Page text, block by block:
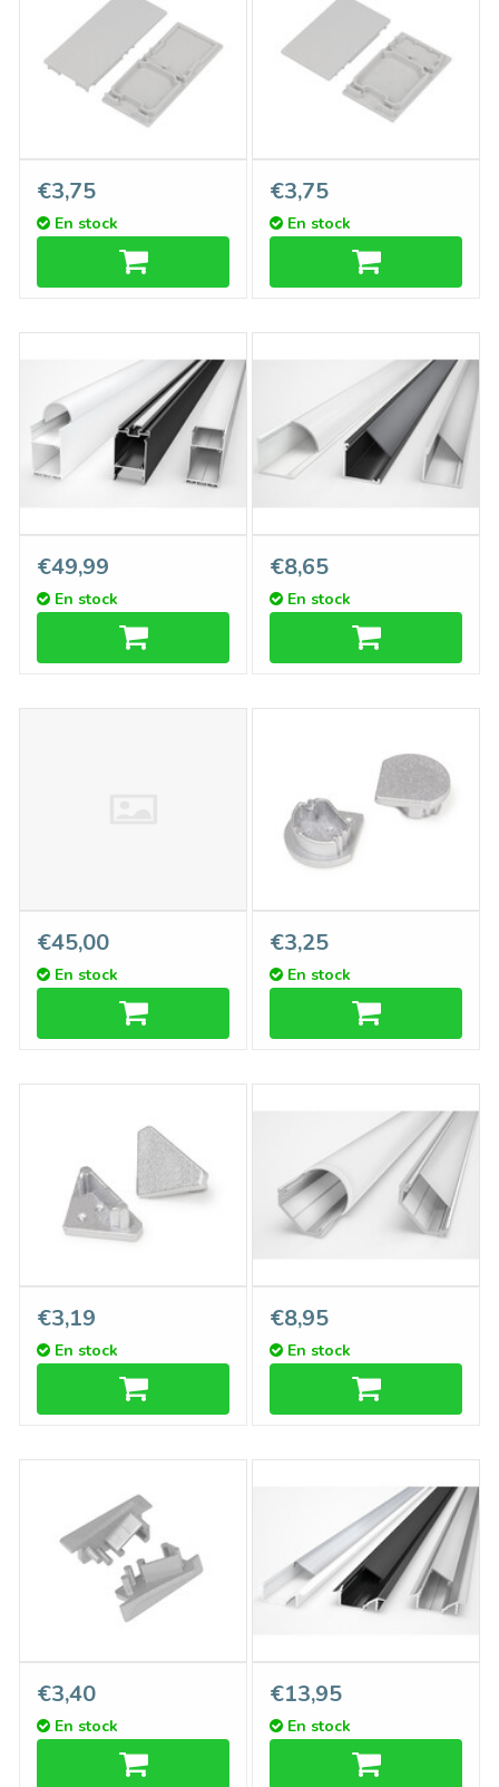
Embouts LUVAR pour
couvercle E9, lot de deux
€3,75
En stock
Embouts LUVAR pour
couvercles A9 et C9, lot de
deux
€3,75
En stock
LUVAR-UL Profilé LED 31
mm Suspendu 1m-2m
€49,99
En stock
ANGLE12 DUO Profilé LED
de surface 12mm 1m-2m
€8,65
En stock
Frais de retour
€45,00
En stock
Embouts TRIAD, set de
deux pour le couvercle rond
D
€3,25
En stock
Embouts TRIAD, Ensemble
de deux pour couvercle plat
B
€3,19
En stock
TRIAD 10mm Profile LED
Surface 1m-2m
€8,95
En stock
Embouts AXON10,
ensemble de deux
€3,40
En stock
AXON 10 Profilé LED
encastré mm 2 m
€13,95
En stock